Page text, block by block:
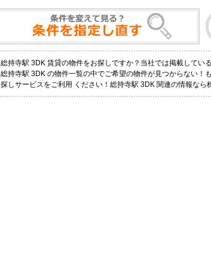
総持寺駅 3DK 賃貸の物件をお探しですか？当社では掲載してい
総持寺駅 3DK の物件一覧の中でご希望の物件が見つからない！
探しサービスをご利用 ください！総持寺駅 3DK 関連の情報なら